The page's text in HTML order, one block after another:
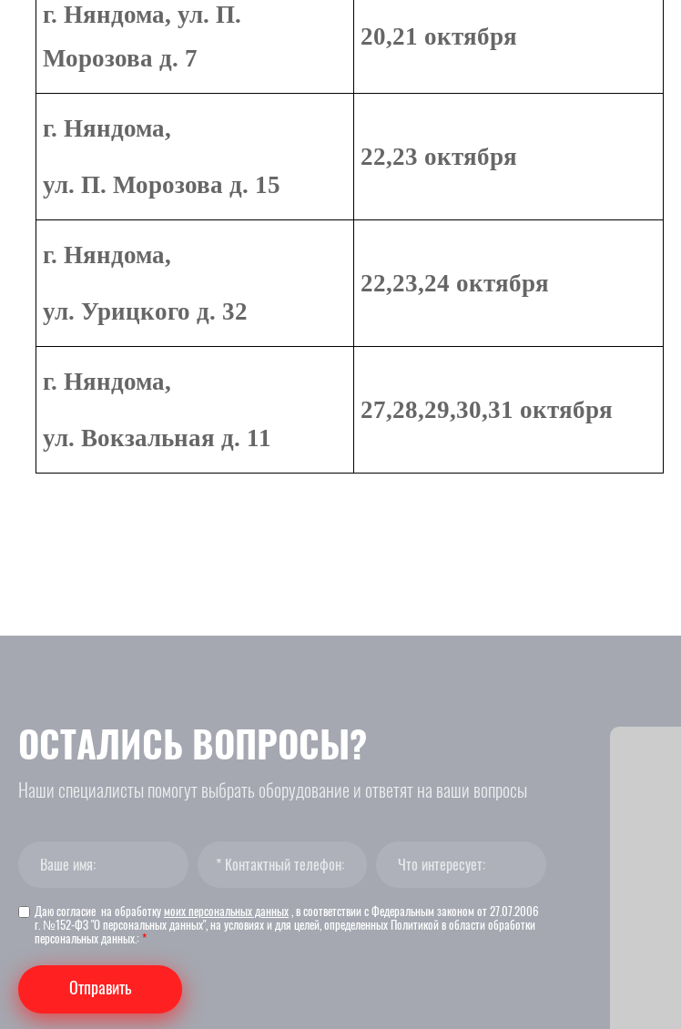
г. Няндома, ул. П.
Морозова д. 7
20,21 октября
г. Няндома,
ул. П. Морозова д. 15
22,23 октября
г. Няндома,
ул. Урицкого д. 32
22,23,24 октября
г. Няндома,
ул. Вокзальная д. 11
27,28,29,30,31 октября
ОСТАЛИСЬ ВОПРОСЫ?
Наши специалисты помогут выбрать оборудование и ответят на ваши вопросы
Даю согласие на обработку моих персональных данных , в соответствии с Федеральным законом от 27.07.2006
г. №152-ФЗ "О персональных данных", на условиях и для целей, определенных Политикой в области обработки
персональных данных.: *
Отправить